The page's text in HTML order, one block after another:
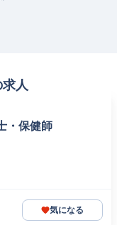
人
・保健師
気になる